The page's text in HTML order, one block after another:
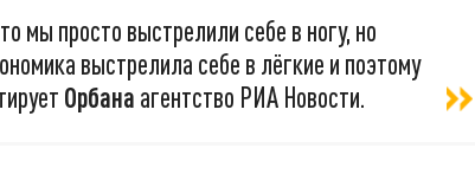
мы просто выстрелили себе в ногу, но
выстрелила себе в лёгкие и поэтому
Орбана агентство РИА Новости.